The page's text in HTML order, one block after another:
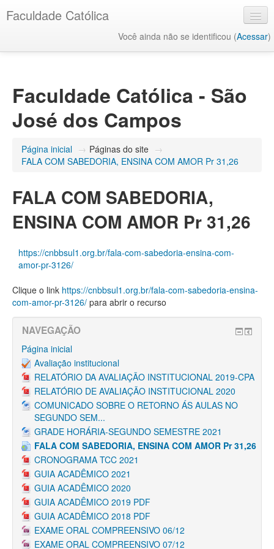
Faculdade Católica
Você ainda não se identificou (Acessar)
Faculdade Católica - São
José dos Campos
Página inicial → Páginas do site →
FALA COM SABEDORIA, ENSINA COM AMOR Pr 31,26
FALA COM SABEDORIA,
ENSINA COM AMOR Pr 31,26
https://cnbbsul1.org.br/fala-com-sabedoria-ensina-com-
amor-pr-3126/
Clique o link https://cnbbsul1.org.br/fala-com-sabedoria-ensina-
com-amor-pr-3126/ para abrir o recurso
NAVEGAÇÃO
Página inicial
Avaliação institucional
RELATÓRIO DA AVALIAÇÃO INSTITUCIONAL 2019-CPA
RELATÓRIO DE AVALIAÇÃO INSTITUCIONAL 2020
COMUNICADO SOBRE O RETORNO ÁS AULAS NO
SEGUNDO SEM...
GRADE HORÁRIA-SEGUNDO SEMESTRE 2021
FALA COM SABEDORIA, ENSINA COM AMOR Pr 31,26
CRONOGRAMA TCC 2021
GUIA ACADÊMICO 2021
GUIA ACADÊMICO 2020
GUIA ACADÊMICO 2019 PDF
GUIA ACADÊMICO 2018 PDF
EXAME ORAL COMPREENSIVO 06/12
EXAME ORAL COMPREENSIVO 07/12